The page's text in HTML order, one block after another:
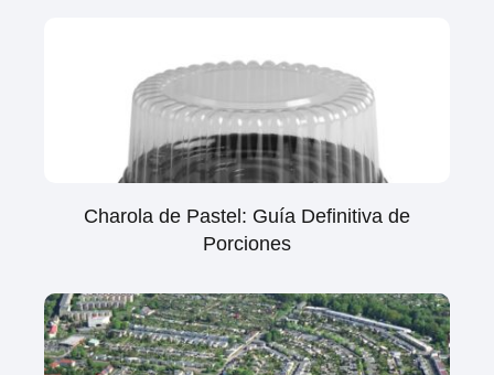
Charola de Pastel: Guía Definitiva de
Porciones